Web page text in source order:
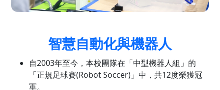
智慧自動化與機器人
自2003年至今，本校團隊在「中型機器人組」的
「正規足球賽(Robot Soccer)」中，共12度榮獲冠
軍。